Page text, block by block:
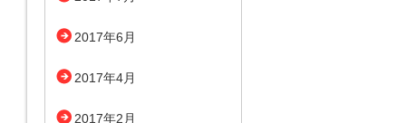
2017年6月
2017年4月
2017年2月